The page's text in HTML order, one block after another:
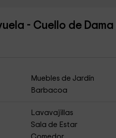
- Cuello de Dama
Muebles de Jardín
Barbacoa
Lavavajillas
Sala de Estar